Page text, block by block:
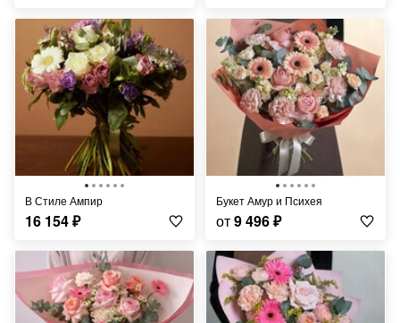
В Стиле Ампир
16 154₽
Букет Амур и Психея
от9 496₽